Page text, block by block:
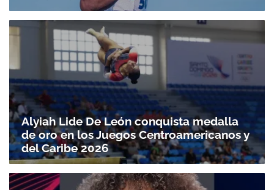
Alyiah Lide De León conquista medalla
de oro en los Juegos Centroamericanos y
del Caribe 2026